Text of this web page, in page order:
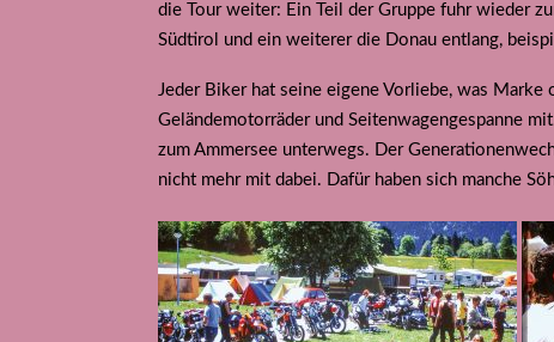
die Tour weiter: Ein Teil der Gruppe fuhr wieder
Südtirol und ein weiterer die Donau entlang,
Jeder Biker hat seine eigene Vorliebe, was
Geländemotorräder und Seitenwagengespanne
zum Ammersee unterwegs. Der
nicht mehr mit dabei. Dafür haben sich manche